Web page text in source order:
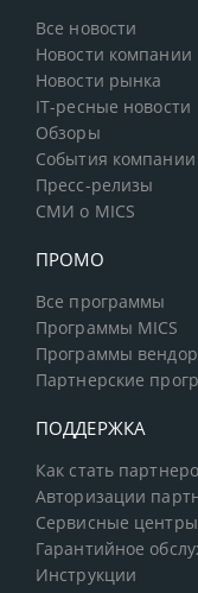
Все новости
Новости компании
Новости рынка
IT-ресные новости
Обзоры
События компании
Пресс-релизы
СМИ о MICS
ПРОМО
Все программы
Программы MICS
Программы
Партнерские
ПОДДЕРЖКА
Как стать
Авторизации
Сервисные центры
Гарантийное
Инструкции